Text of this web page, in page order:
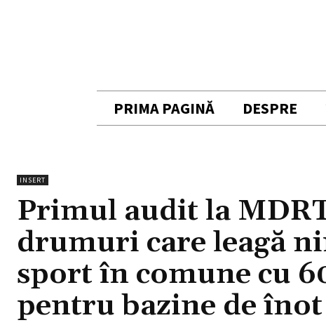
PRIMA PAGINĂ DESPRE
INSERT
Primul audit la
drumuri care leagă
sport în comune cu
pentru bazine de înot